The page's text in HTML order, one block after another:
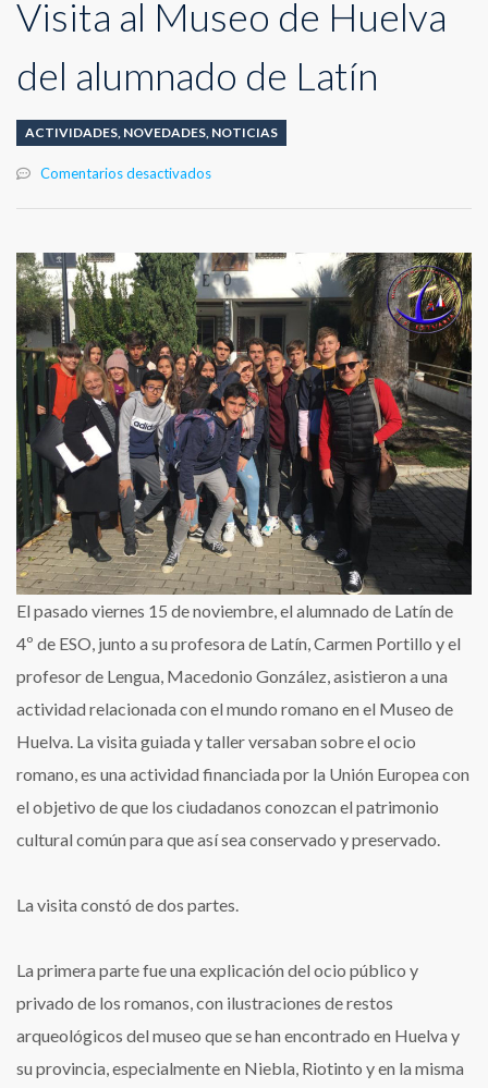
Visita al Museo de Huelva
del alumnado de Latín
ACTIVIDADES, NOVEDADES, NOTICIAS
Comentarios desactivadosen
Visita
Museo
de
Huelva
del
alumnado
de
Latín
El pasado viernes 15 de noviembre, el alumnado de Latín de
4º de ESO, junto a su profesora de Latín, Carmen Portillo y el
profesor de Lengua, Macedonio González, asistieron a una
actividad relacionada con el mundo romano en el Museo de
Huelva. La visita guiada y taller versaban sobre el ocio
romano, es una actividad financiada por la Unión Europea con
el objetivo de que los ciudadanos conozcan el patrimonio
cultural común para que así sea conservado y preservado.
La visita constó de dos partes.
La primera parte fue una explicación del ocio público y
privado de los romanos, con ilustraciones de restos
arqueológicos del museo que se han encontrado en Huelva y
su provincia, especialmente en Niebla, Riotinto y en la misma